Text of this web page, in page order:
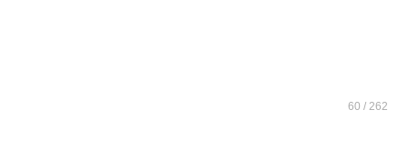
60 / 262